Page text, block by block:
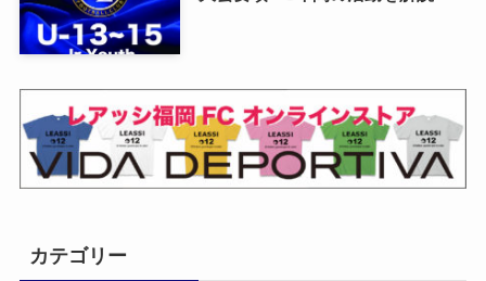
カテゴリー